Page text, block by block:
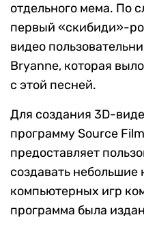
отдельного мема. По
первый «скибиди»-
видео
Bryanne, которая
с этой песней.
Для создания 3D-
программу Source
предоставляет
создавать
компьютерных игр
программа была